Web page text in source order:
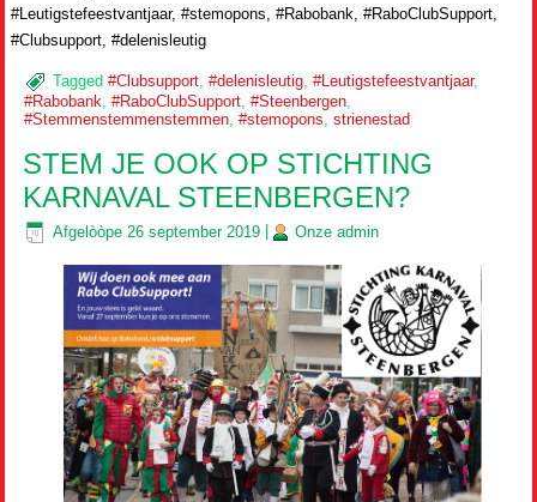
#Leutigstefeestvantjaar, #stemopons, #Rabobank, #RaboClubSupport,
#Clubsupport, #delenisleutig
Tagged #Clubsupport ,#delenisleutig ,#Leutigstefeestvantjaar,
#Rabobank,#RaboClubSupport,#Steenbergen,
#Stemmenstemmenstemmen,#stemopons,strienestad
STEM JE OOK OP STICHTING
KARNAVAL STEENBERGEN?
Afgelòòpe 26 september 2019 Onze admin